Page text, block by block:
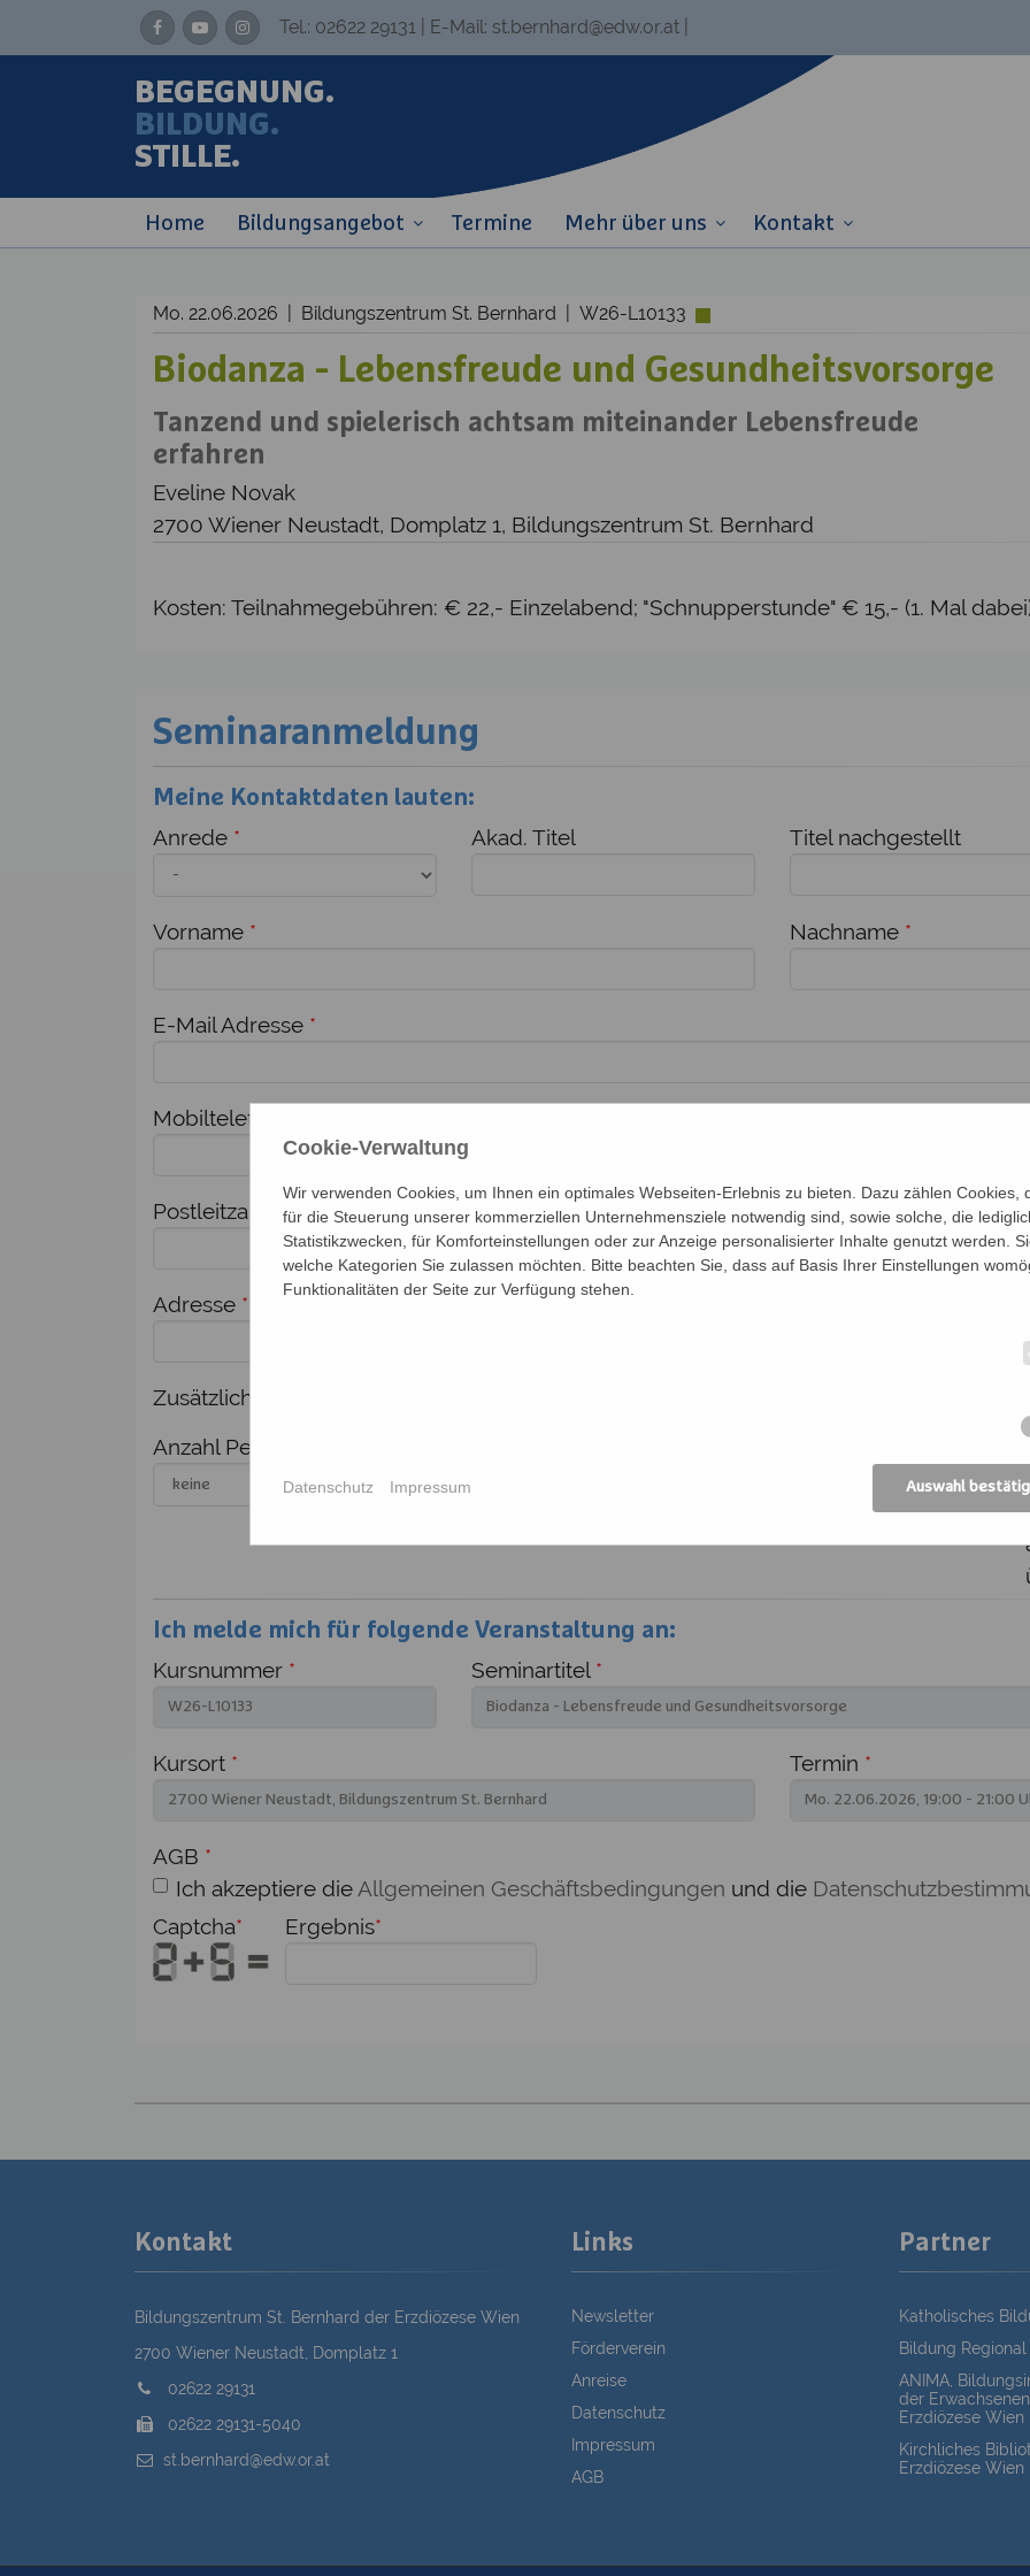
Tel.: 02622 29131 | E-Mail: st.bernhard@edw.or.at
BEGEGNUNG.
BILDUNG.
STILLE.
Home Bildungsangebot Termine Mehr über uns Kontakt
Mo. 22.06.2026 | Bildungszentrum St. Bernhard | W26-L10133
Biodanza - Lebensfreude und Gesundheitsvorsorge
Tanzend und spielerisch achtsam miteinander Lebensfreude
erfahren
Eveline Novak
2700 Wiener Neustadt, Domplatz 1, Bildungszentrum St. Bernhard
Kosten: Teilnahmegebühren: € 22,- Einzelabend; "Schnupperstunde" € 15,- (1. Mal
Seminaranmeldung
Meine Kontaktdaten lauten:
Anrede * Akad. Titel Titel nachgestellt
Vorname * Nachname *
E-Mail Adresse *
Mobiltelefon
Postleitzahl Ort*
Adresse *
Zusätzlich melde ich weitere Personen für diese Veranstaltung an:
Anzahl Personen
Ich melde mich für folgende Veranstaltung an:
Kursnummer * Seminartitel *
Kursort * Termin *
AGB *
Ich akzeptiere die Allgemeinen Geschäftsbedingungen und die
Captcha* Ergebnis*
Kontakt
Bildungszentrum St. Bernhard der Erzdiözese Wien
2700 Wiener Neustadt, Domplatz 1
02622 29131
02622 29131-5040
st.bernhard@edw.or.at
Links
Newsletter
Förderverein
Anreise
Datenschutz
Impressum
AGB
Partner
Katholisches
Bildung Regional
ANIMA,
der
Erzdiözese Wien
Kirchliches
Erzdiözese Wien
Cookie-Verwaltung
Wir verwenden Cookies, um Ihnen ein optimales Webseiten-Erlebnis zu bieten. Dazu zählen Cookies,
für die Steuerung unserer kommerziellen Unternehmensziele notwendig sind, sowie solche, die
Statistikzwecken, für Komforteinstellungen oder zur Anzeige personalisierter Inhalte genutzt werden.
welche Kategorien Sie zulassen möchten. Bitte beachten Sie, dass auf Basis Ihrer Einstellungen
Funktionalitäten der Seite zur Verfügung stehen.
Auswahl
Datenschutz Impressum